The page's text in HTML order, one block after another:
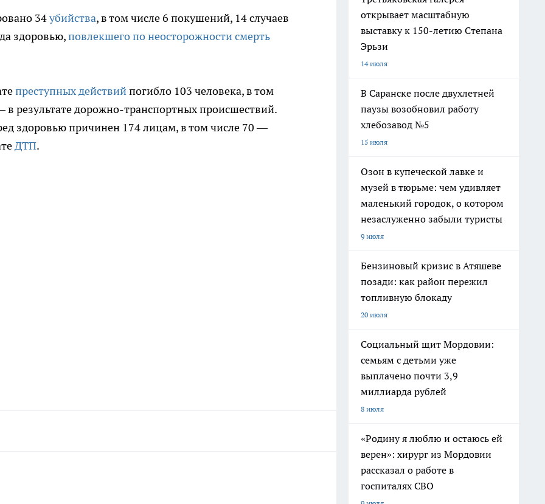
34убийства, в том числе 6 покушений, 14 случаев
здоровью,повлекшего по неосторожности смерть
преступных действийпогибло 103 человека, в том
в результате дорожно-транспортных происшествий.
здоровью причинен 174 лицам, в том числе 70 —
ДТП.
открывает масштабную
выставку к 150-летию Степана
Эрьзи
14 июля
В Саранске после двухлетней
паузы возобновил работу
хлебозавод №5
15 июля
Озон в купеческой лавке и
музей в тюрьме: чем удивляет
маленький городок, о котором
незаслуженно забыли туристы
9 июля
Бензиновый кризис в Атяшеве
позади: как район пережил
топливную блокаду
20 июля
Социальный щит Мордовии:
семьям с детьми уже
выплачено почти 3,9
миллиарда рублей
8 июля
«Родину я люблю и остаюсь ей
верен»: хирург из Мордовии
рассказал о работе в
госпиталях СВО